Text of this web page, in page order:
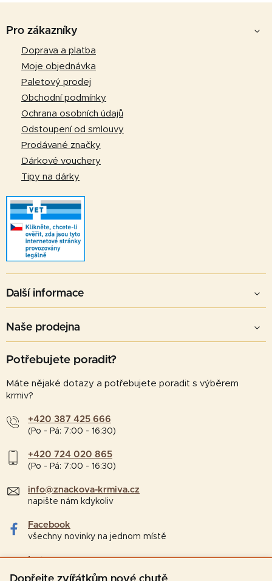
Pro zákazníky
Doprava a platba
Moje objednávka
Paletový prodej
Obchodní podmínky
Ochrana osobních údajů
Odstoupení od smlouvy
Prodávané značky
Dárkové vouchery
Tipy na dárky
Další informace
Naše prodejna
Potřebujete poradit?
Máte nějaké dotazy a potřebujete poradit s výběrem
krmiv?
+420 387 425 666
(Po - Pá: 7:00 - 16:30)
+420 724 020 865
(Po - Pá: 7:00 - 16:30)
info@znackova-krmiva.cz
napište nám kdykoliv
Facebook
všechny novinky na jednom místě
Instagram
tipy a zajímavosti pro chovatele